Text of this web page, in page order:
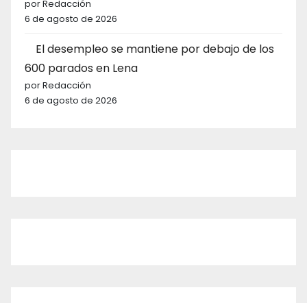
por Redacción
6 de agosto de 2026
El desempleo se mantiene por debajo de los
600 parados en Lena
por Redacción
6 de agosto de 2026